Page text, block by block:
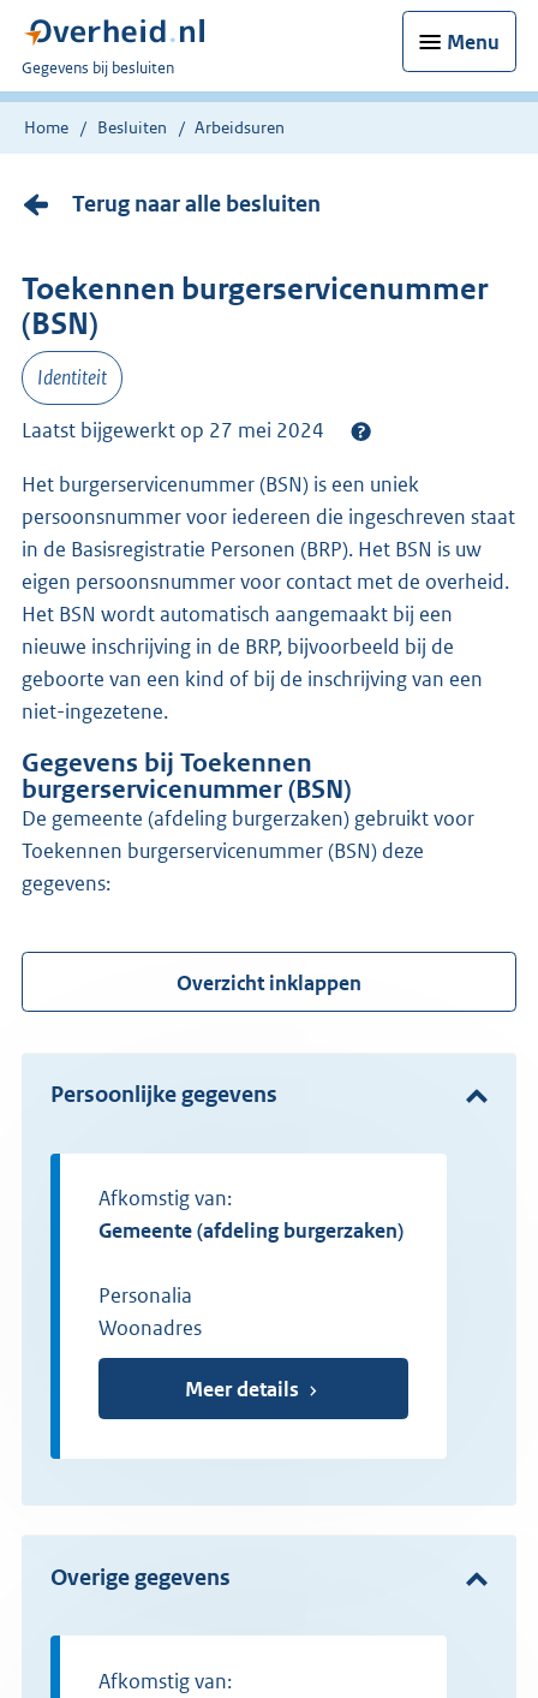
Menu
U
bent
nu
Gegevens bij besluiten
Home Besluiten Arbeidsuren
Terug naar alle besluiten
Toekennen burgerservicenummer
(BSN)
Identiteit
Laatst bijgewerkt op 27 mei 2024
Het burgerservicenummer (BSN) is een uniek
persoonsnummer voor iedereen die ingeschreven staat
in de Basisregistratie Personen (BRP). Het BSN is uw
eigen persoonsnummer voor contact met de overheid.
Het BSN wordt automatisch aangemaakt bij een
nieuwe inschrijving in de BRP, bijvoorbeeld bij de
geboorte van een kind of bij de inschrijving van een
niet-ingezetene.
Gegevens bij Toekennen
burgerservicenummer (BSN)
de gemeente (afdeling burgerzaken) gebruikt voor
Toekennen burgerservicenummer (BSN) deze
gegevens:
Overzicht inklappen
Persoonlijke gegevens
Afkomstig van:
gemeente (afdeling burgerzaken)
Personalia
Woonadres
Meer details
Overige gegevens
Afkomstig van: